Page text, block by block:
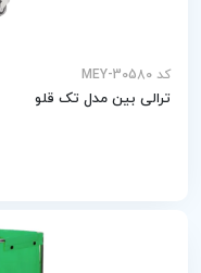
کد MEY-30580
ترالی بین مدل تک قلو